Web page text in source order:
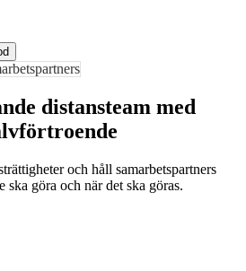
distansteam med
och håll samarbetspartners
ska göra och när det ska göras.